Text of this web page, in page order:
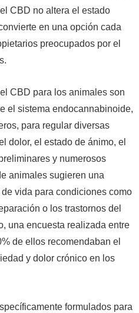
CBD no altera el estado
en una opción cada
preocupados por el
CBD para los animales son
el sistema endocannabinoide,
para regular diversas
dolor, el estado de ánimo, el
y numerosos
animales sugieren una
vida para condiciones como
o los trastornos del
una encuesta realizada entre
de ellos recomendaban el
y dolor crónico en los
formulados para